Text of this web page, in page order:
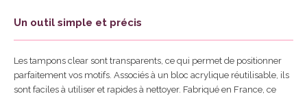
Un outil simple et précis
Les tampons clear sont transparents, ce qui permet de positionner
parfaitement vos motifs. Associés à un bloc acrylique réutilisable, ils
sont faciles à utiliser et rapides à nettoyer. Fabriqué en France, ce